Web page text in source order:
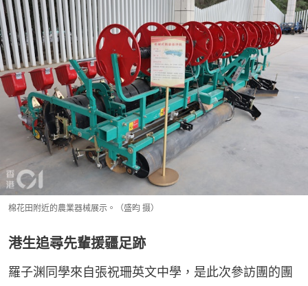
棉花田附近的農業器械展示。（盛昀 摄）
港生追尋先輩援疆足跡
羅子渊同學來自張祝珊英文中學，是此次參訪團的團